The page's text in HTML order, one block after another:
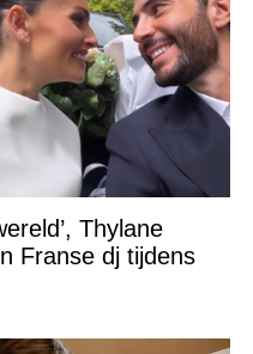
Thylane
Franse dj tijdens